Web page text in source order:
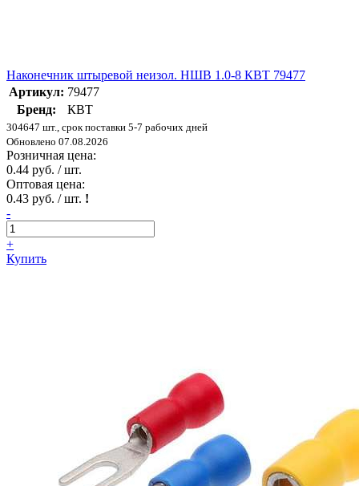
Наконечник штыревой неизол. НШВ 1.0-8 КВТ 79477
Артикул: 79477
Бренд:
КВТ
304647 шт., срок поставки 5-7 рабочих дней
Обновлено 07.08.2026
Розничная цена:
0.44 руб. / шт.
Оптовая цена:
0.43 руб. / шт. !
-
+
Купить